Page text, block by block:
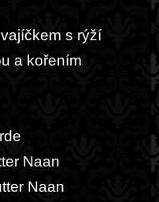
s rýží
a kořením
Naan
Naan